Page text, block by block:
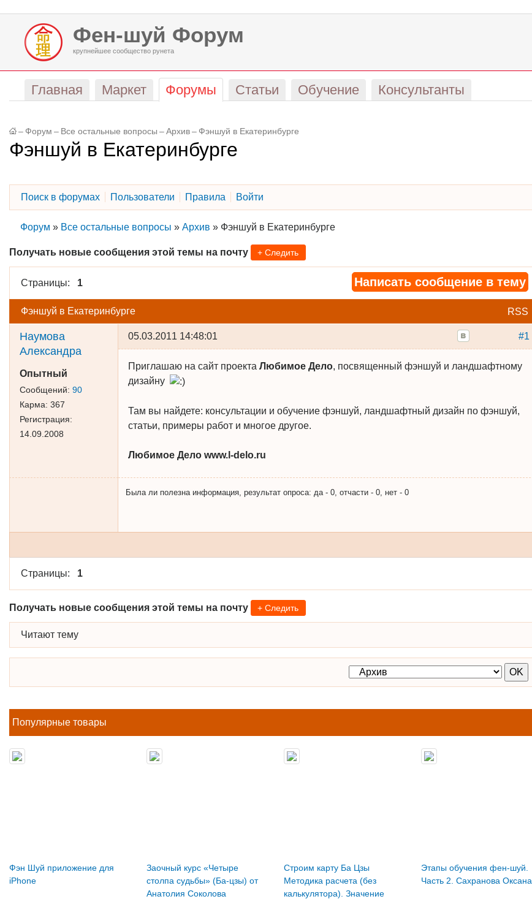
Фен-шуй Форум
крупнейшее сообщество рунета
Главная Маркет Форумы Статьи Обучение Консультанты
– Форум – Все остальные вопросы – Архив – Фэншуй в Екатеринбурге
Фэншуй в Екатеринбурге
Поиск в форумах Пользователи Правила Войти
Форум » Все остальные вопросы » Архив » Фэншуй в Екатеринбурге
Получать новые сообщения этой темы на почту + Следить
Страницы: 1 Написать сообщение в тему
RSS
Фэншуй в Екатеринбурге
Наумова
Александра
Опытный
Сообщений: 90
Карма: 367
Регистрация:
14.09.2008
#1
05.03.2011 14:48:01
Приглашаю на сайт проекта Любимое Дело, посвященный фэншуй и ландшафтному
дизайну
Там вы найдете: консультации и обучение фэншуй, ландшафтный дизайн по фэншуй,
статьи, примеры работ и многое другое.
Любимое Дело www.l-delo.ru
Была ли полезна информация, результат опроса: да - 0, отчасти - 0, нет - 0
Страницы: 1
Получать новые сообщения этой темы на почту + Следить
Читают тему
Популярные товары
Фэн Шуй приложение для
iPhone
Заочный курс «Четыре
столпа судьбы» (Ба-цзы) от
Анатолия Соколова
Строим карту Ба Цзы
Методика расчета (без
калькулятора). Значение
Этапы обучения фен-шуй.
Часть 2. Сахранова Оксана